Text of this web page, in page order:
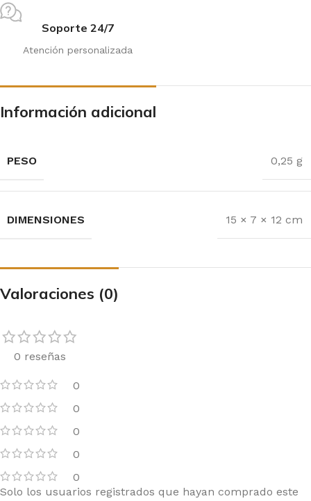
Soporte 24/7
Atención personalizada
Información adicional
PESO 0,25 g
DIMENSIONES 15 × 7 × 12 cm
Valoraciones (0)
0 reseñas
0
0
0
0
0
Solo los usuarios registrados que hayan comprado este